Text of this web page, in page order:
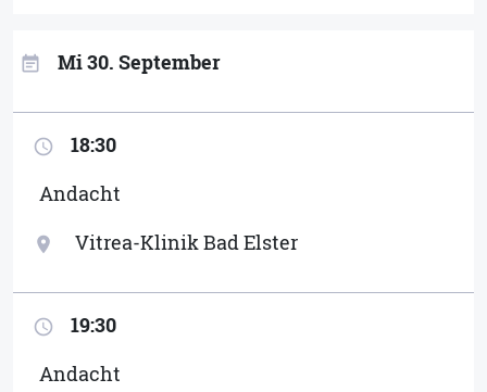
event_note Mi 30. September
access_time
18:30
Andacht
location_on Vitrea-Klinik Bad Elster
access_time
19:30
Andacht